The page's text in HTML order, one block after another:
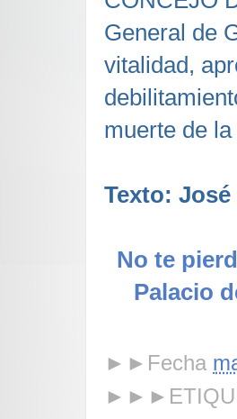
General de
vitalidad,
muerte de
Texto:
No te
Palacio
►►Fecha